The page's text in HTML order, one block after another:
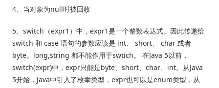
4、当对象为null时被回收
5、switch（expr1）中，expr1是一个整数表达式。因此传递给
switch 和 case 语句的参数应该是 int、 short、 char 或者
byte。long,string 都不能作用于swtich。 在Java 5以前，
switch(expr)中，expr只能是byte、short、char、int。从Java
5开始，Java中引入了枚举类型，expr也可以是enum类型，从